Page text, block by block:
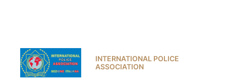
INTERNATIONAL POLICE
ASSOCIATION